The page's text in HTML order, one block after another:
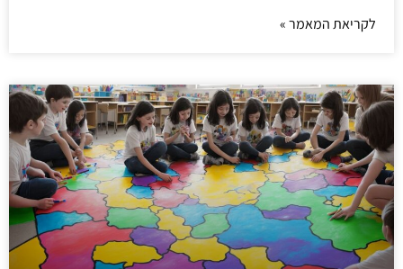
לקריאת המאמר »